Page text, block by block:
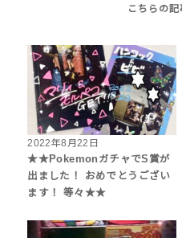
2022年8月22日
★★PokemonガチャでS賞が
出ました！ おめでとうござい
ます！ 等々★★